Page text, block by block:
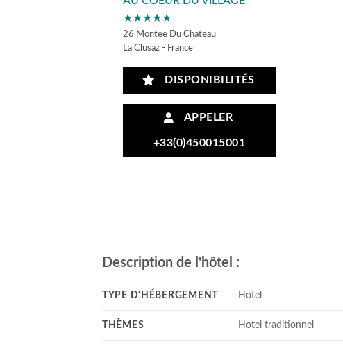
★★★★★
26 Montee Du Chateau
La Clusaz - France
DISPONIBILITÉS
APPELER
+33(0)450015001
Description de l'hôtel :
TYPE D'HÉBERGEMENT Hotel
THÈMES Hotel traditionnel